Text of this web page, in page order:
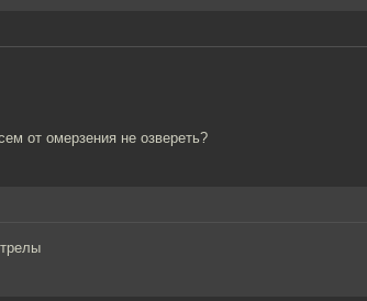
от омерзения не озвереть?